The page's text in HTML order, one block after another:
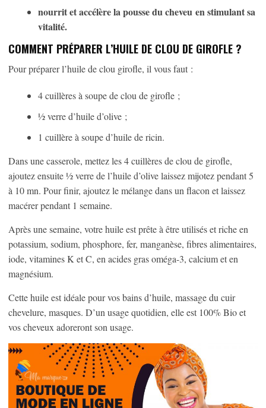
nourrit et accélère la pousse du cheveu en stimulant sa
vitalité.
COMMENT PRÉPARER L’HUILE DE CLOU DE GIROFLE ?
Pour préparer l’huile de clou girofle, il vous faut :
4 cuillères à soupe de clou de girofle ;
½ verre d’huile d’olive ;
1 cuillère à soupe d’huile de ricin.
Dans une casserole, mettez les 4 cuillères de clou de girofle,
ajoutez ensuite ½ verre de l’huile d’olive laissez mijotez pendant 5
à 10 mn. Pour finir, ajoutez le mélange dans un flacon et laissez
macérer pendant 1 semaine.
Après une semaine, votre huile est prête à être utilisés et riche en
potassium, sodium, phosphore, fer, manganèse, fibres alimentaires,
iode, vitamines K et C, en acides gras oméga-3, calcium et en
magnésium.
Cette huile est idéale pour vos bains d’huile, massage du cuir
chevelure, masques. D’un usage quotidien, elle est 100% Bio et
vos cheveux adoreront son usage.